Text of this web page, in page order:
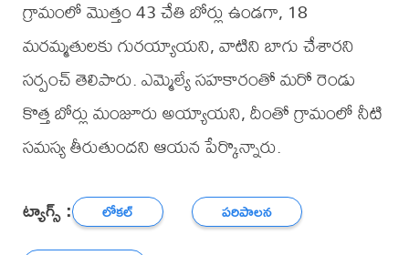
గ్రామంలో మొత్తం 43 చేతి బోర్లు ఉండగా, 18
మరమ్మతులకు గురయ్యాయని, వాటిని బాగు చేశారని
సర్పంచ్ తెలిపారు. ఎమ్మెల్యే సహకారంతో మరో రెండు
కొత్త బోర్లు మంజూరు అయ్యాయని, దీంతో గ్రామంలో నీటి
సమస్య తీరుతుందని ఆయన పేర్కొన్నారు.
ట్యాగ్స్ : లోకల్
పరిపాలన